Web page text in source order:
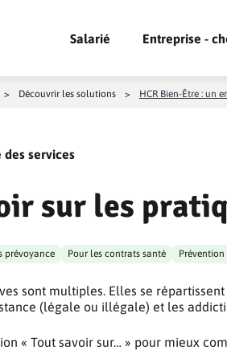
Salarié Entreprise -
> Découvrir les solutions > HCR Bien-Être : un
services
sur les
prévoyance Pour les contrats santé
sont multiples. Elles se
(légale ou illégale) et les
« Tout savoir sur… » pour mieux